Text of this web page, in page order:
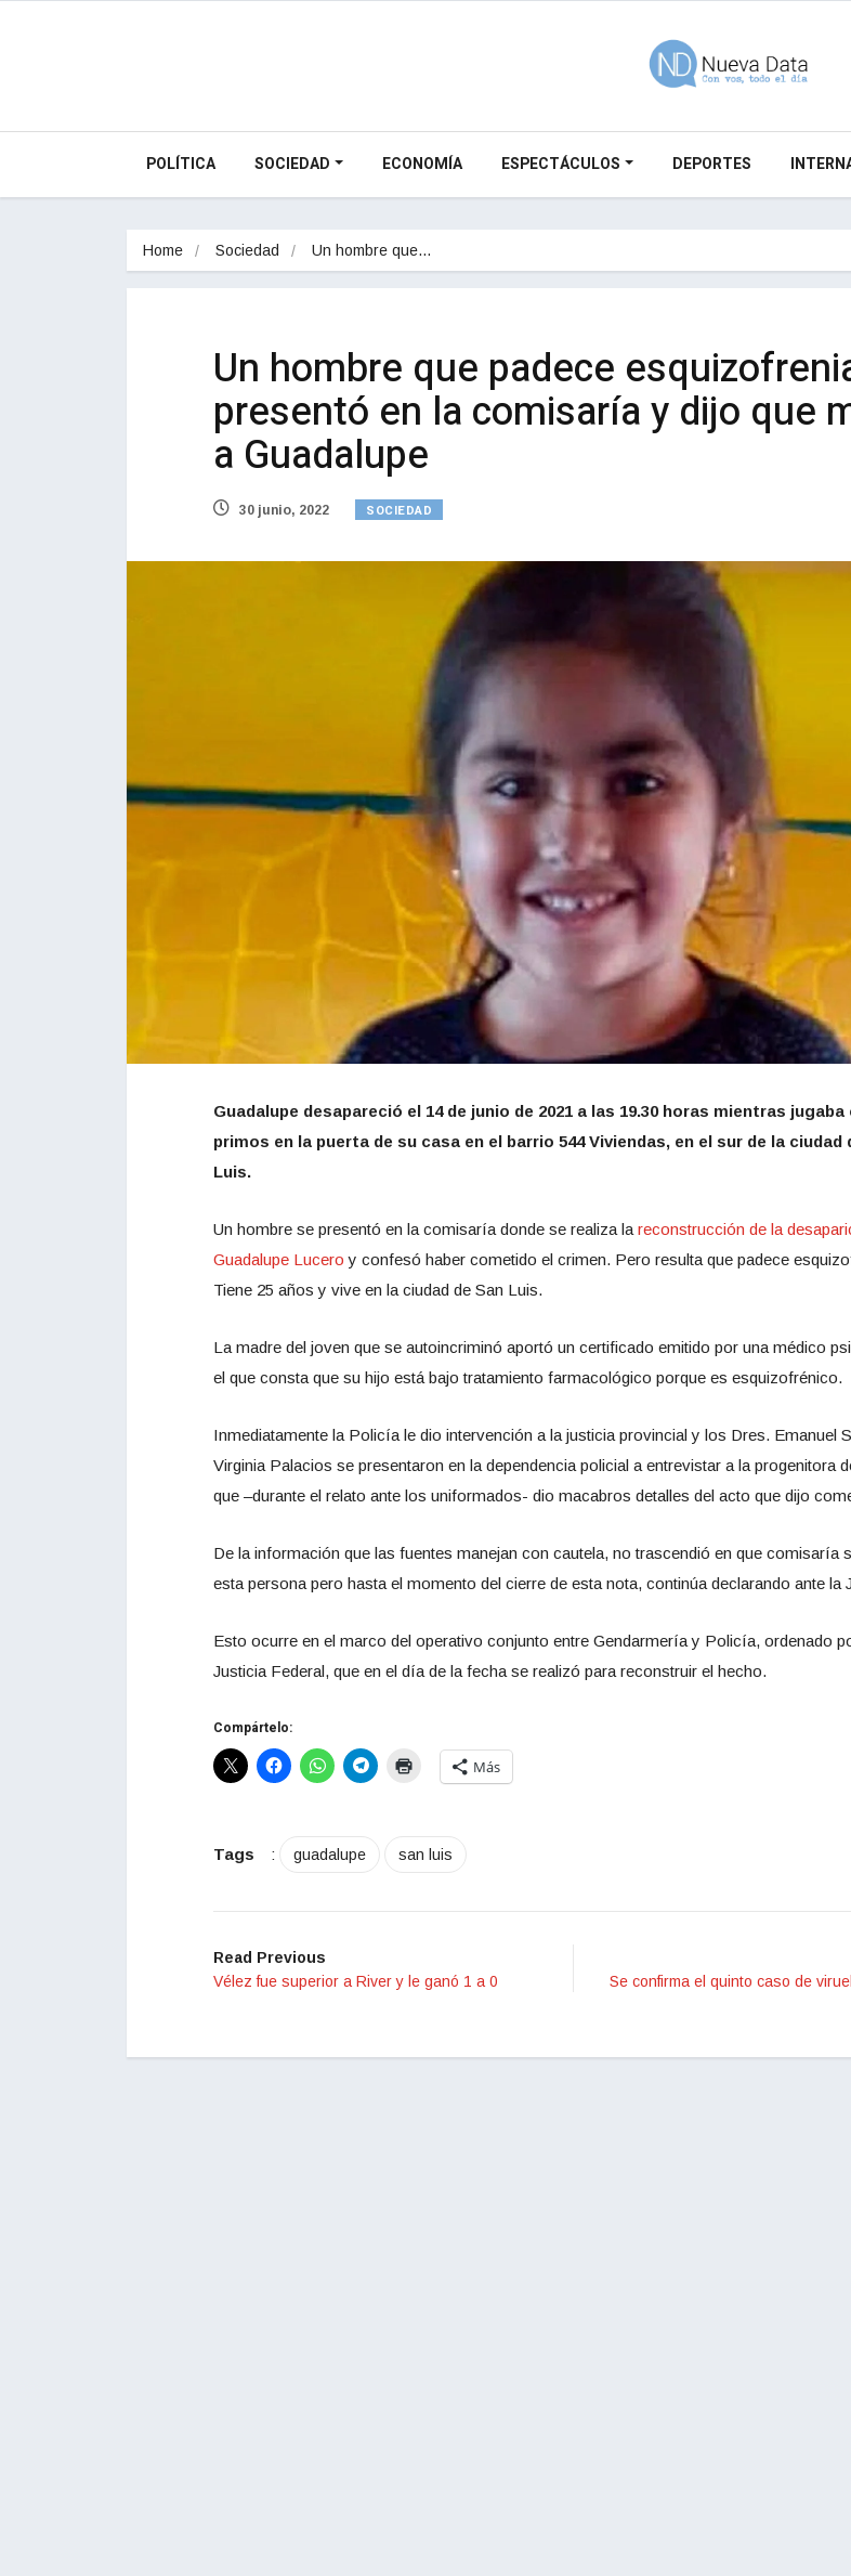
POLÍTICA SOCIEDAD ECONOMÍA ESPECTÁCULOS DEPORTES
Home Sociedad Un hombre que…
Un hombre que padece
presentó en la comisaría y dijo que
a Guadalupe
30 junio, 2022 SOCIEDAD
Guadalupe desapareció el 14 de junio de 2021 a las 19.30 horas mientras jugaba
primos en la puerta de su casa en el barrio 544 Viviendas, en el sur de la ciudad
Luis.
Un hombre se presentó en la comisaría donde se realiza la reconstrucción de la
Guadalupe Lucero y confesó haber cometido el crimen. Pero resulta que padece
Tiene 25 años y vive en la ciudad de San Luis.
La madre del joven que se autoincriminó aportó un certificado emitido por una médico
el que consta que su hijo está bajo tratamiento farmacológico porque es esquizofrénico.
Inmediatamente la Policía le dio intervención a la justicia provincial y los Dres. Emanuel
Virginia Palacios se presentaron en la dependencia policial a entrevistar a la progenitora
que –durante el relato ante los uniformados- dio macabros detalles del acto que dijo
De la información que las fuentes manejan con cautela, no trascendió en que comisaría
esta persona pero hasta el momento del cierre de esta nota, continúa declarando ante la
Esto ocurre en el marco del operativo conjunto entre Gendarmería y Policía, ordenado
Justicia Federal, que en el día de la fecha se realizó para reconstruir el hecho.
Compártelo:
Más
Tags : guadalupe san luis
Read Previous
Vélez fue superior a River y le ganó 1 a 0
Se confirma el quinto caso de